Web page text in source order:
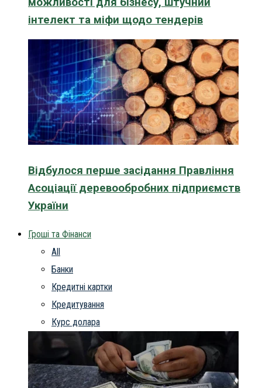
інтелект та міфи щодо тендерів
Відбулося перше засідання Правління
Асоціації деревообробних підприємств
України
Гроші та Фінанси
All
Банки
Кредитні картки
Кредитування
Курс долара